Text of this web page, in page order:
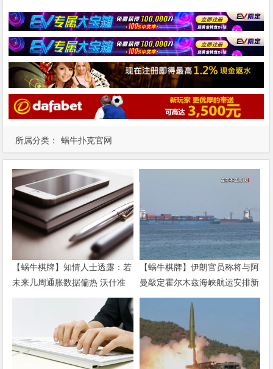
所属分类： 蜗牛扑克官网
【蜗牛棋牌】知情人士透露：若
未来几周通胀数据偏热 沃什准
备好加息
【蜗牛棋牌】伊朗官员称将与阿
曼敲定霍尔木兹海峡航运安排新
协议